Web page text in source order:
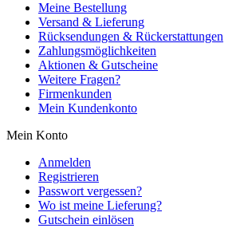
Meine Bestellung
Versand & Lieferung
Rücksendungen & Rückerstattungen
Zahlungsmöglichkeiten
Aktionen & Gutscheine
Weitere Fragen?
Firmenkunden
Mein Kundenkonto
Mein Konto
Anmelden
Registrieren
Passwort vergessen?
Wo ist meine Lieferung?
Gutschein einlösen